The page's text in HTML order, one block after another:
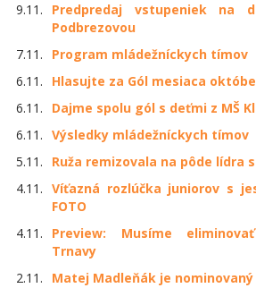
9.11.
Predpredaj vstupeniek na
Podbrezovou
7.11.
Program mládežníckych tímov
6.11.
Hlasujte za Gól mesiaca
6.11.
Dajme spolu gól s deťmi z MŠ
6.11. Výsledky mládežníckych tímov
5.11.
Ruža remizovala na pôde lídra
4.11. Víťazná rozlúčka juniorov s
FOTO
4.11.
Preview: Musíme
Trnavy
2.11.
Matej Madleňák je nominovaný